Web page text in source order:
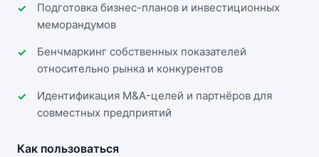
Подготовка бизнес-планов и инвестиционных
меморандумов
Бенчмаркинг собственных показателей
относительно рынка и конкурентов
Идентификация M&A-целей и партнёров для
совместных предприятий
Как пользоваться